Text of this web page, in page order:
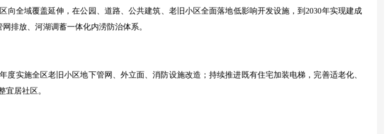
向全域覆盖延伸，在公园、道路、公共建筑、老旧小区全面落地低影响开发设施，到 2030年实现建成
排放、河湖调蓄一体化内涝防治体系。
实施全区老旧小区地下管网、外立面、消防设施改造；持续推进既有住宅加装电梯，完善适老化、
宜居社区。